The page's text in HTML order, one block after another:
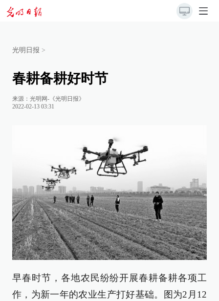
光明日报 >
春耕备耕好时节
来源： 光明网-《光明日报》
2022-02-13 03:31
早春时节，各地农民纷纷开展春耕备耕各项工
作，为新一年的农业生产打好基础。图为2月12